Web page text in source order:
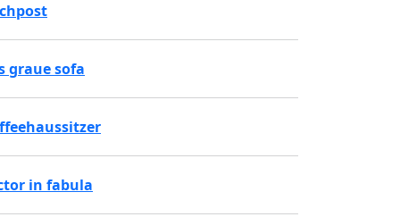
graue sofa
in fabula